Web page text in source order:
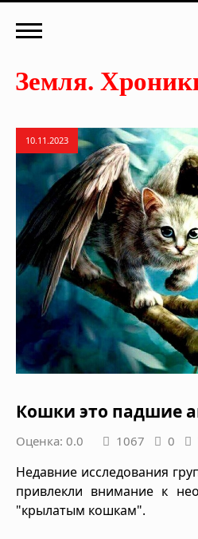
10.11.2023
Кошки это падшие
Оценка: 0.0 1067 0
Недавние исследования
привлекли внимание к
"крылатым кошкам".